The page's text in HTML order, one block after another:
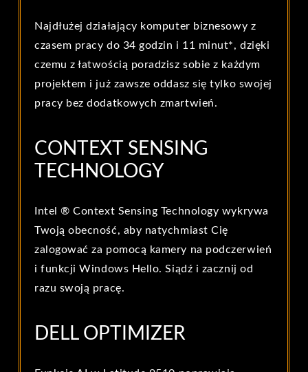
Najdłużej działający komputer biznesowy z
czasem pracy do 34 godzin i 11 minut*, dzięki
czemu z łatwością poradzisz sobie z każdym
projektem i już zawsze oddasz się tylko swojej
pracy bez dodatkowych zmartwień.
CONTEXT SENSING
TECHNOLOGY
Intel ® Context Sensing Technology wykrywa
Twoją obecność, aby natychmiast Cię
zalogować za pomocą kamery na podczerwień
i funkcji Windows Hello. Siądź i zacznij od
razu swoją pracę.
DELL OPTIMIZER